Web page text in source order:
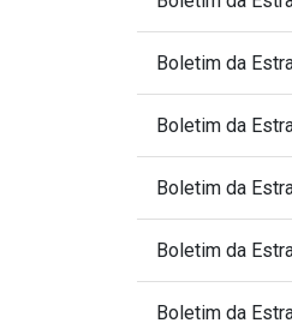
Boletim da
Boletim da
Boletim da
Boletim da
Boletim da